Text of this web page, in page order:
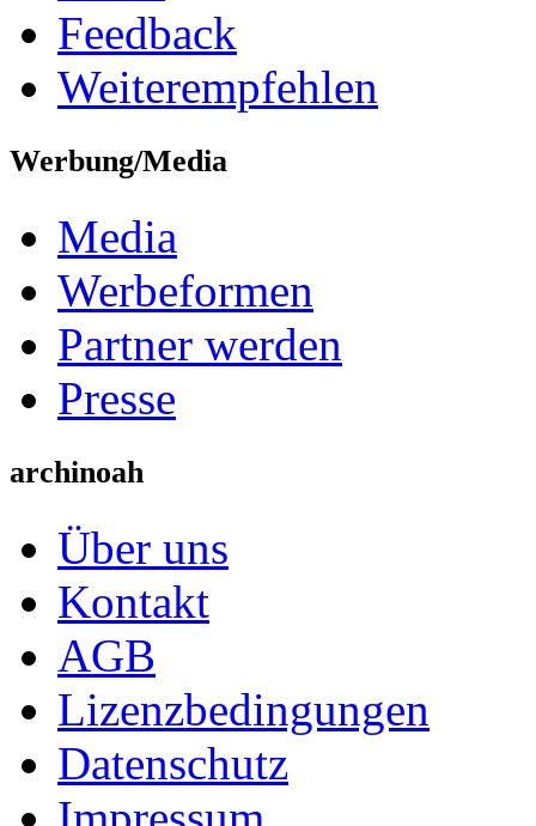
Feedback
Weiterempfehlen
Werbung/Media
Media
Werbeformen
Partner werden
Presse
archinoah
Über uns
Kontakt
AGB
Lizenzbedingungen
Datenschutz